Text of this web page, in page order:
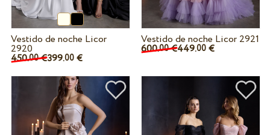
Vestido de noche Licor
2920
450.00€399.00€
Vestido de noche Licor 2921
600.00€449.00 €